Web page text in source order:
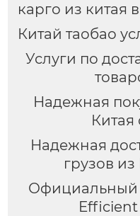
карго из китая
Китай таобао
Услуги по
Надежная
Китая
Надежная
грузов
Официальный